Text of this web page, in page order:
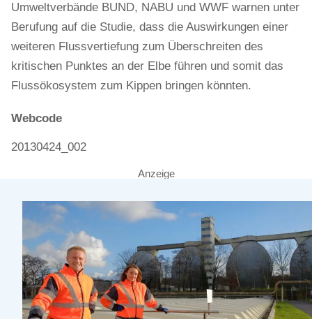
Umweltverbände BUND, NABU und WWF warnen unter
Berufung auf die Studie, dass die Auswirkungen einer
weiteren Flussvertiefung zum Überschreiten des
kritischen Punktes an der Elbe führen und somit das
Flussökosystem zum Kippen bringen könnten.
Webcode
20130424_002
Anzeige